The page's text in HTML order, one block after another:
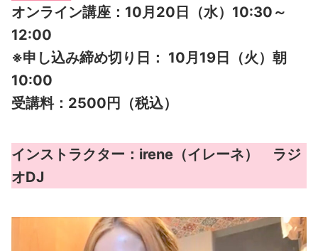
オンライン講座：10月20日（水）10:30～
12:00
※申し込み締め切り日： 10月19日（火）朝
10:00
受講料：2500円（税込）
インストラクター：irene（イレーネ） ラジ
オDJ